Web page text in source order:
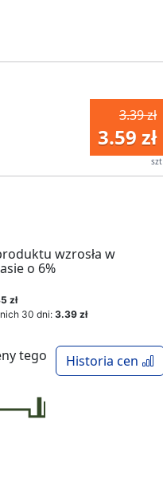
3.39 zł
3.59 zł
szt
wzrosła w
o 6%
zł
30 dni: 3.39 zł
Historia cen
tego